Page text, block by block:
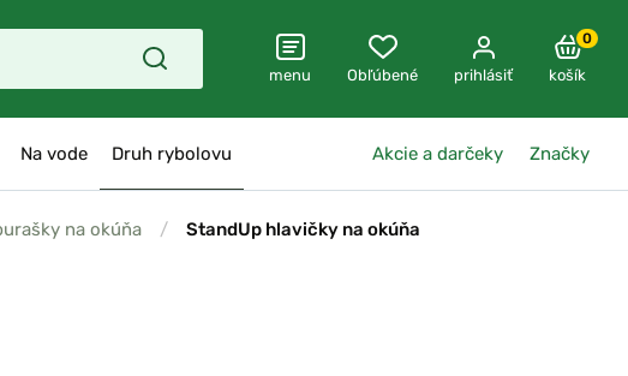
menu Obľúbené prihlásiť
0
košík
Na vode Druh rybolovu Akcie a darčeky Značky
na okúňa / StandUp hlavičky na okúňa